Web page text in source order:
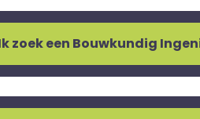
zoek een Bouwkundig